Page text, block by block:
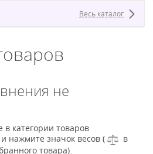
Весь каталог
не
категории товаров
нажмите значок весов (
в
товара).